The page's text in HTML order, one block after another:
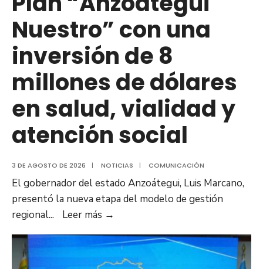
Nuestro” con una
inversión de 8
millones de dólares
en salud, vialidad y
atención social
3 DE AGOSTO DE 2026 | NOTICIAS | COMUNICACIÓN
El gobernador del estado Anzoátegui, Luis Marcano,
presentó la nueva etapa del modelo de gestión
regional... Leer más →
Marcano
anunció